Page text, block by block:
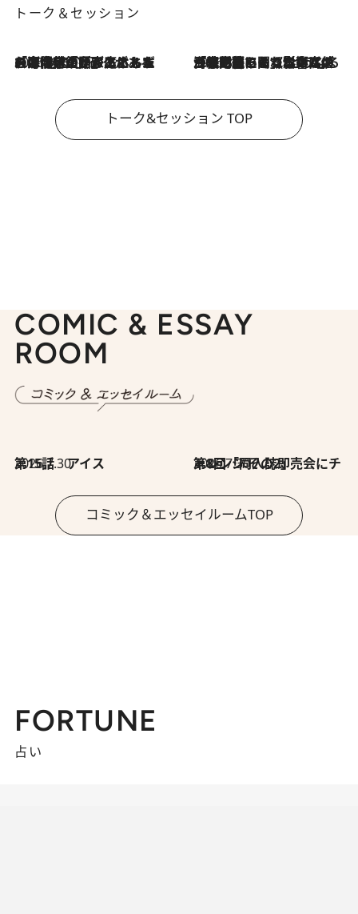
トーク＆セッション
2026.8.3
「今後値上げがあるとすれば…」「リスクがあるのは今年の冬」エネルギー専門家が語る、ホルムズ海峡封鎖が家庭にもたらす“ある心配” 2026.8.3
「住宅建てられない…」「サーチャージ料の高値が続いている」ホルムズ海峡封鎖による影響はいつまで続く？《エネルギー専門家に聞く“どうなる日本の暮らし”》
トーク&セッション TOP
COMIC & ESSAY
ROOM
2026.7.30
第15話 アイス 2026.7.30
第8回「同人誌即売会にチャレンジ その2」
コミック＆エッセイルームTOP
FORTUNE
占い